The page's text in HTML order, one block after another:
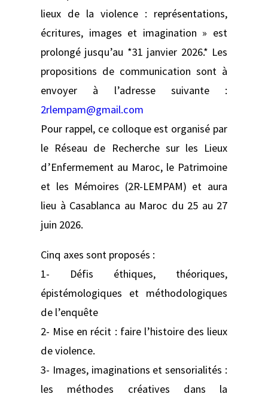
lieux de la violence : représentations,
écritures, images et imagination » est
prolongé jusqu’au *31 janvier 2026.* Les
propositions de communication sont à
envoyer à l’adresse suivante :
2rlempam@gmail.com
Pour rappel, ce colloque est organisé par
le Réseau de Recherche sur les Lieux
d’Enfermement au Maroc, le Patrimoine
et les Mémoires (2R-LEMPAM) et aura
lieu à Casablanca au Maroc du 25 au 27
juin 2026.
Cinq axes sont proposés :
1- Défis éthiques, théoriques,
épistémologiques et méthodologiques
de l’enquête
2- Mise en récit : faire l’histoire des lieux
de violence.
3- Images, imaginations et sensorialités :
les méthodes créatives dans la